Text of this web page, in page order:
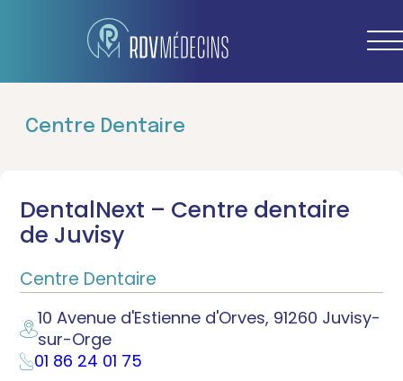
Centre Dentaire
DentalNext – Centre dentaire
de Juvisy
Centre Dentaire
10 Avenue d'Estienne d'Orves, 91260 Juvisy-
sur-Orge
01 86 24 01 75